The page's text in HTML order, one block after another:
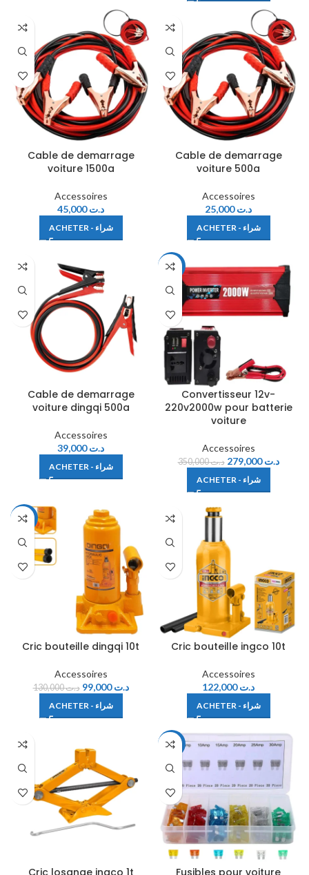
Cable de demarrage
voiture 1500a
Accessoires
د.ت45,000
ACHETER - شراء
Cable de demarrage
voiture 500a
Accessoires
د.ت25,000
ACHETER - شراء
Cable de demarrage
voiture dingqi 500a
Accessoires
د.ت39,000
ACHETER - شراء
-20%
Convertisseur 12v-
220v2000w pour batterie
voiture
Accessoires
د.ت350,000 د.ت279,000
ACHETER - شراء
-24%
Cric bouteille dingqi 10t
Accessoires
د.ت130,000 د.ت99,000
ACHETER - شراء
Cric bouteille ingco 10t
Accessoires
د.ت122,000
ACHETER - شراء
Cric losange ingco 1t
-28%
Fusibles pour voiture